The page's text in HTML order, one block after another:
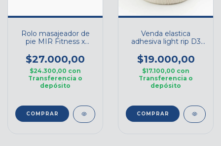
Rolo masajeador de
pie MIR Fitness x
$27.000,00
$24.300,00 con
Transferencia o
depósito
Venda elastica
adhesiva light rip D3
7mts
$19.000,00
$17.100,00 con
Transferencia o
depósito